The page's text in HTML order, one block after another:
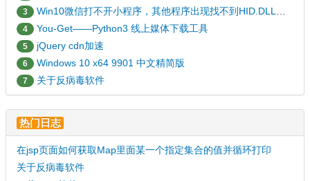
论坛
3 Win10微信打不开小程序，其他程序出现找不到HID.DLL的解决办法
4 You-Get——Python3 线上媒体下载工具
5 jQuery cdn加速
6 Windows 10 x64 9901 中文精简版
7 关于反病毒软件
热门日志
在jsp页面如何获取Map里面某一个指定集合的值并循环打印
关于反病毒软件